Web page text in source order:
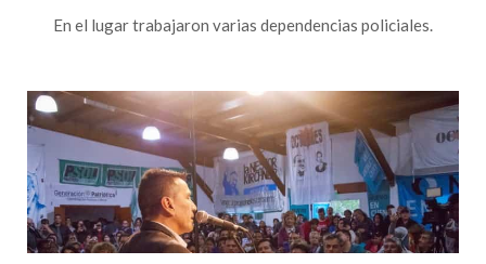
En el lugar trabajaron varias dependencias policiales.